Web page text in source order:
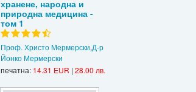
хранене, народна и
природна медицина -
том 1
Проф. Христо Мермерски,Д-р
Йонко Мермерски
печатна: 14.31 EUR |28.00 лв.